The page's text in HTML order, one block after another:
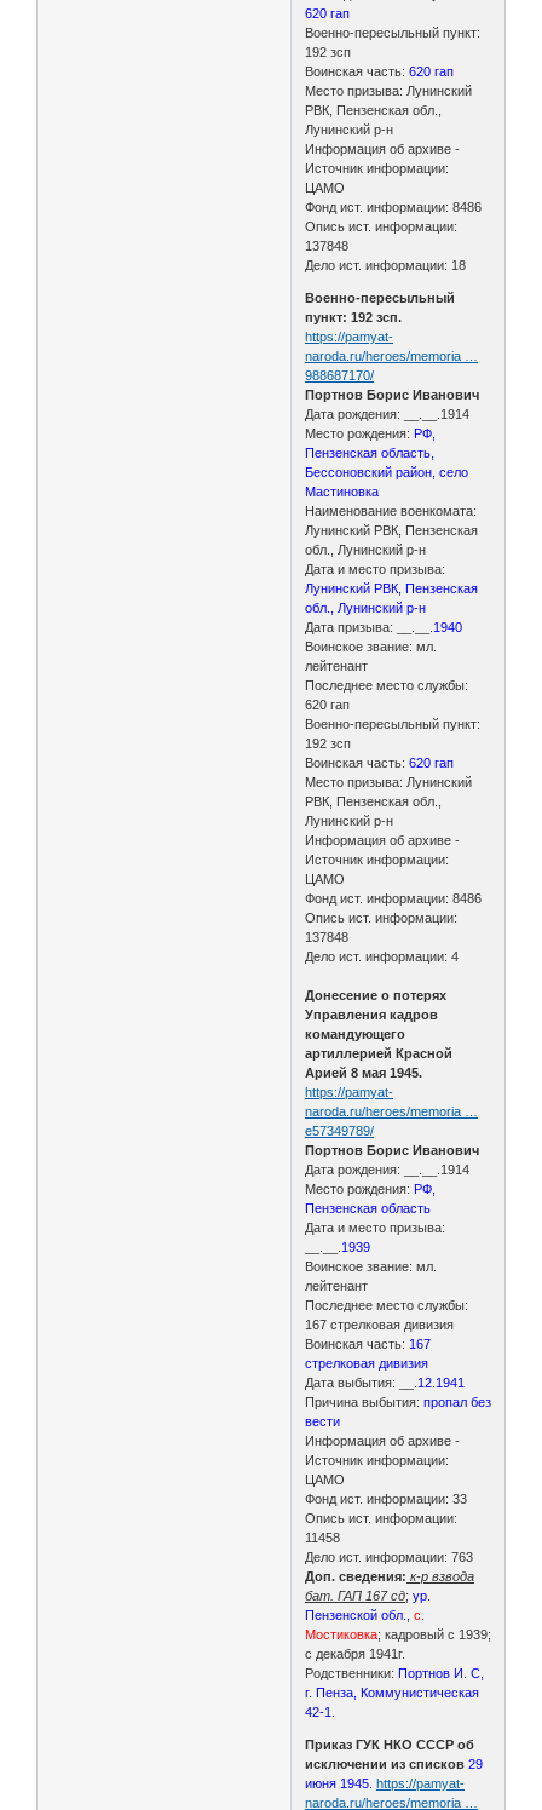
620 гап
Военно-пересыльный пункт:
192 зсп
Воинская часть:620 гап
Место призыва: Лунинский
РВК, Пензенская обл.,
Лунинский р-н
Информация об архиве -
Источник информации:
ЦАМО
Фонд ист. информации: 8486
Опись ист. информации:
137848
Дело ист. информации: 18
Военно-пересыльный
пункт: 192 зсп.
https://pamyat-
naroda.ru/heroes/memoria …
988687170/
Портнов Борис Иванович
Дата рождения: __.__.1914
Место рождения: РФ,
Пензенская область,
Бессоновский район, село
Мастиновка
Наименование военкомата:
Лунинский РВК, Пензенская
обл., Лунинский р-н
Дата и место призыва:
Лунинский РВК, Пензенская
обл., Лунинский р-н
Дата призыва: __.__. 1940
Воинское звание: мл.
лейтенант
Последнее место службы:
620 гап
Военно-пересыльный пункт:
192 зсп
Воинская часть:620 гап
Место призыва: Лунинский
РВК, Пензенская обл.,
Лунинский р-н
Информация об архиве -
Источник информации:
ЦАМО
Фонд ист. информации: 8486
Опись ист. информации:
137848
Дело ист. информации: 4
Донесение о потерях
Управления кадров
командующего
артиллерией Красной
Арией 8 мая 1945.
https://pamyat-
naroda.ru/heroes/memoria …
e57349789/
Портнов Борис Иванович
Дата рождения: __.__.1914
Место рождения: РФ,
Пензенская область
Дата и место призыва:
1939
Воинское звание: мл.
лейтенант
Последнее место службы:
167 стрелковая дивизия
Воинская часть: 167
стрелковая дивизия
Дата выбытия: __. 12.1941
Причина выбытия:пропал без
вести
Информация об архиве -
Источник информации:
ЦАМО
Фонд ист. информации: 33
Опись ист. информации:
11458
Дело ист. информации: 763
Доп. сведения: к-р взвода
бат. ГАП 167 сд;ур.
Пензенской обл.,
с.
Мостиковка; кадровый с 1939;
с декабря 1941г.
Родственники: Портнов И. С,
г. Пенза, Коммунистическая
42-1.
Приказ ГУК НКО СССР об
исключении из списков 29
июня 1945. https://pamyat-
naroda.ru/heroes/memoria …